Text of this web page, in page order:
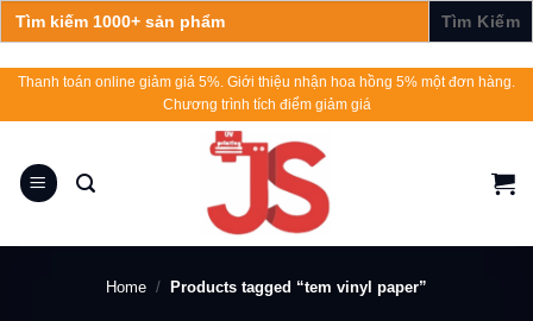
Search
for:
Skip
Thanh toán online giảm giá 5%. Giới thiệu nhận hoa hồng 5% một đơn hàng.
Chương trình tích điểm giảm giá
Home / Products tagged “tem vinyl paper”